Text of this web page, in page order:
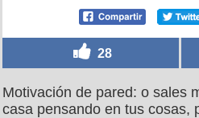
28
Motivación de pared: o sales
casa pensando en tus cosas,